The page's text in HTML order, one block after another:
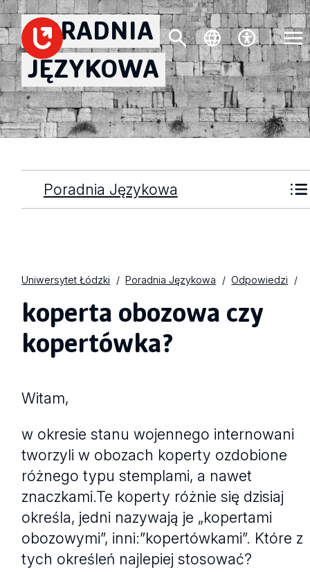
PORADNIA
JĘZYKOWA
Poradnia Językowa
Uniwersytet Łódzki Poradnia Językowa Odpowiedzi
koperta obozowa czy
kopertówka?
Witam,
w okresie stanu wojennego internowani
tworzyli w obozach koperty ozdobione
różnego typu stemplami, a nawet
znaczkami.Te koperty różnie się dzisiaj
określa, jedni nazywają je „kopertami
obozowymi”, inni:”kopertówkami”. Które z
tych określeń najlepiej stosować?